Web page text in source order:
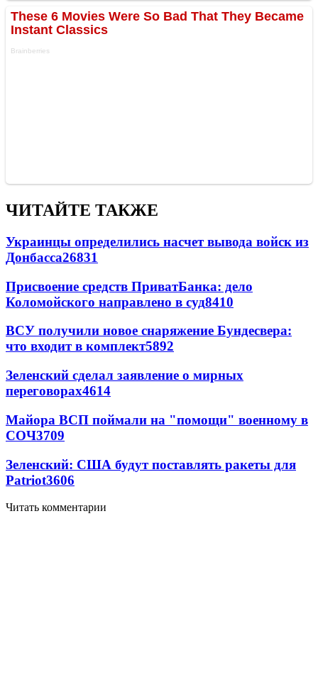
ЧИТАЙТЕ ТАКЖЕ
Украинцы определились насчет вывода войск из
Донбасса26831
Присвоение средств ПриватБанка: дело
Коломойского направлено в суд8410
ВСУ получили новое снаряжение Бундесвера:
что входит в комплект5892
Зеленский сделал заявление о мирных
переговорах4614
Майора ВСП поймали на "помощи" военному в
СОЧ3709
Зеленский: США будут поставлять ракеты для
Patriot3606
Читать комментарии